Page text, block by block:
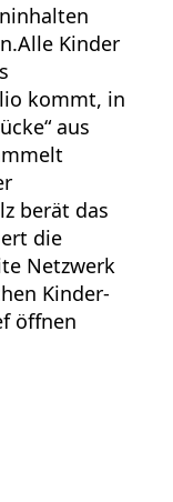
Kinder
kommt, in
aus
berät das
die
Netzwerk
Kinder-
öffnen